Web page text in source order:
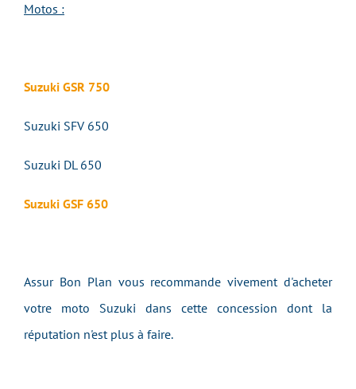
Motos :
Suzuki GSR 750
Suzuki SFV 650
Suzuki DL 650
Suzuki GSF 650
Assur Bon Plan vous recommande vivement d'acheter
votre moto Suzuki dans cette concession dont la
réputation n'est plus à faire.